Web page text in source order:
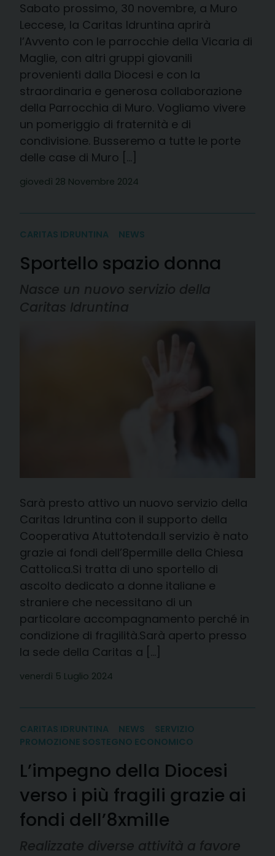
Sabato prossimo, 30 novembre, a Muro
Leccese, la Caritas Idruntina aprirà
l’Avvento con le parrocchie della Vicaria di
Maglie, con altri gruppi giovanili
provenienti dalla Diocesi e con la
straordinaria e generosa collaborazione
della Parrocchia di Muro. Vogliamo vivere
un pomeriggio di fraternità e di
condivisione. Busseremo a tutte le porte
delle case di Muro […]
giovedì 28 Novembre 2024
CARITAS IDRUNTINA NEWS
Sportello spazio donna
Nasce un nuovo servizio della
Caritas Idruntina
Sarà presto attivo un nuovo servizio della
Caritas Idruntina con il supporto della
Cooperativa Atuttotenda.Il servizio è nato
grazie ai fondi dell’8permille della Chiesa
Cattolica.Si tratta di uno sportello di
ascolto dedicato a donne italiane e
straniere che necessitano di un
particolare accompagnamento perché in
condizione di fragilità.Sarà aperto presso
la sede della Caritas a […]
venerdì 5 Luglio 2024
CARITAS IDRUNTINA NEWS
SERVIZIO
PROMOZIONE SOSTEGNO ECONOMICO
L’impegno della Diocesi
verso i più fragili grazie ai
fondi dell’8xmille
Realizzate diverse attività a favore